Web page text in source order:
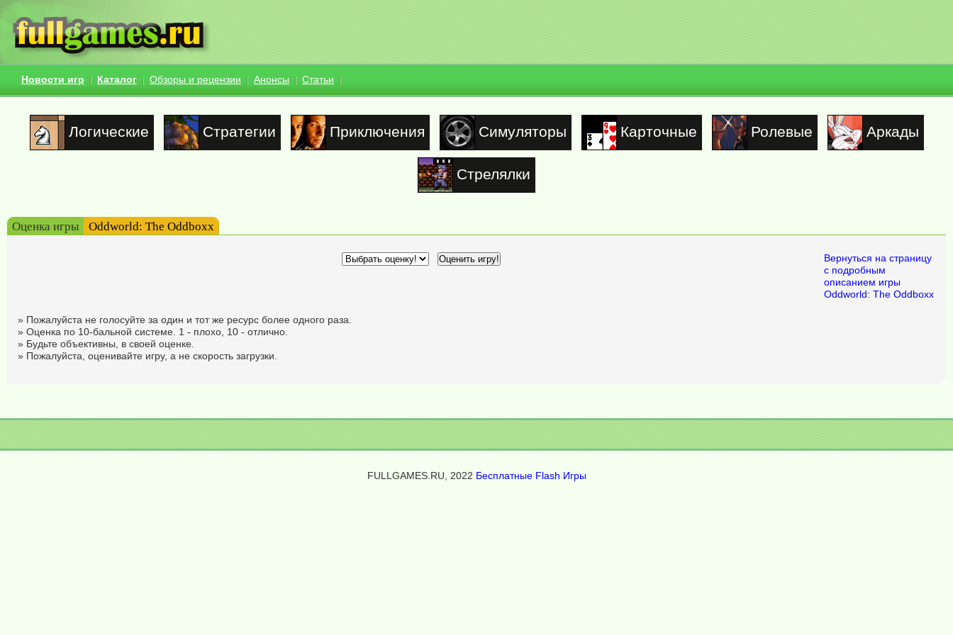
Новости игр Каталог Обзоры и рецензии Анонсы Статьи
Логические Стратегии Приключения Симуляторы Карточные Ролевые Аркады
Стрелялки
Оценка игры Oddworld: The Oddboxx
Вернуться на страницу
с подробным
описанием игры
Oddworld: The Oddboxx
» Пожалуйста не голосуйте за один и тот же ресурс более одного раза.
» Оценка по 10-бальной системе. 1 - плохо, 10 - отлично.
» Будьте объективны, в своей оценке.
» Пожалуйста, оценивайте игру, а не скорость загрузки.
FULLGAMES.RU, 2022 Бесплатные Flash Игры